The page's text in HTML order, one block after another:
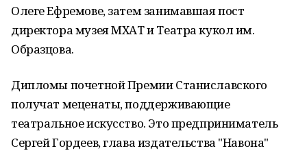
Олеге Ефремове, затем занимавшая пост
директора музея МХАТ и Театра кукол им.
Образцова.
Дипломы почетной Премии Станиславского
получат меценаты, поддерживающие
театральное искусство. Это предприниматель
Сергей Гордеев, глава издательства "Навона"